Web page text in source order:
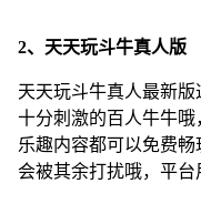
2、天天玩斗牛真人版
天天玩斗牛真人最新
十分刺激的百人牛牛
乐趣内容都可以免费
会被其余打扰哦，平台